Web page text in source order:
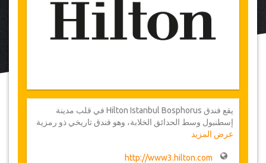
يقع فندق Hilton Istanbul Bosphorus في قلب مدينة
إسطنبول وسط الحدائق الخلابة، وهو فندق تاريخي ذو رمزية
العتيقة. أثناء وجودك هنا، يمكنك الاستفادة من قائمتنا الكاملة
عرض المزيد
http://www3.hilton.com